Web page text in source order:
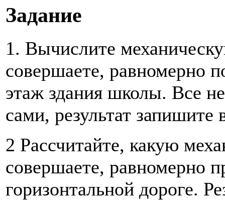
Задание
1. Вычислите
совершаете, равномерно
этаж здания школы. Все
сами, результат запишите
2 Рассчитайте, какую
совершаете, равномерно
горизонтальной дороге.